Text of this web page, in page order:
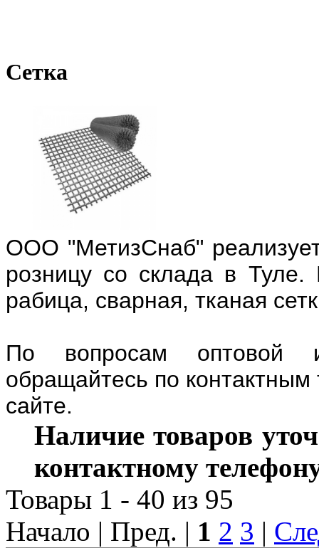
Сетка
ООО "МетизСнаб"
розницу со склада в Туле.
рабица, сварная, тканая
По вопросам оптовой
обращайтесь по
сайте.
Наличие товаров
контактному
Товары 1 - 40 из 95
Начало | Пред. | 1 2 3 |